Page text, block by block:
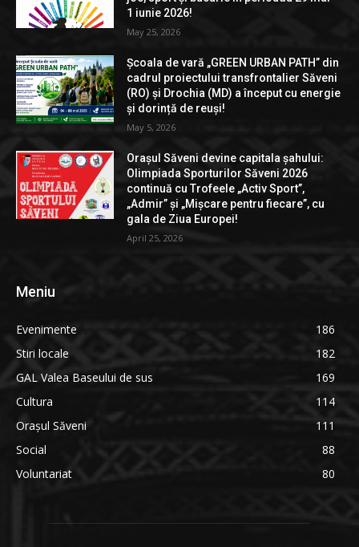
1 iunie 2026!
May 25, 2026
Școala de vară „GREEN URBAN PATH” din
cadrul proiectului transfrontalier Săveni
(RO) și Drochia (MD) a început cu energie
și dorință de reuși!
May 5, 2026
Orașul Săveni devine capitala șahului:
Olimpiada Sporturilor Săveni 2026
continuă cu Trofeele „Activ Sport”,
„Admir” și „Mișcare pentru fiecare”, cu
gala de Ziua Europei!
April 25, 2026
Meniu
Evenimente
186
Stiri locale
182
GAL Valea Baseului de sus
169
Cultura
114
Orașul Săveni
111
Social
88
Voluntariat
80